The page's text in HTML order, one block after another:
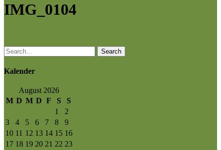
IMG_0104
Search
Kalender
August 2026
M D M D F S
S
1
2
3
4 5 6 7 8
9
10 11 12 13 14 15 16
17 18 19 20 21 22 23